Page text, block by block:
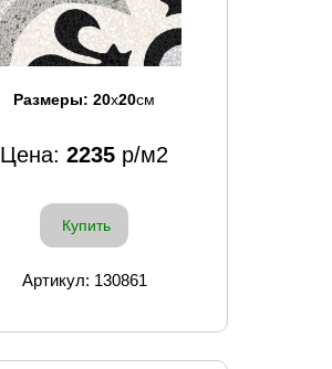
Размеры: 20x20см
Цена: 2235 р/м2
Купить
Артикул: 130861